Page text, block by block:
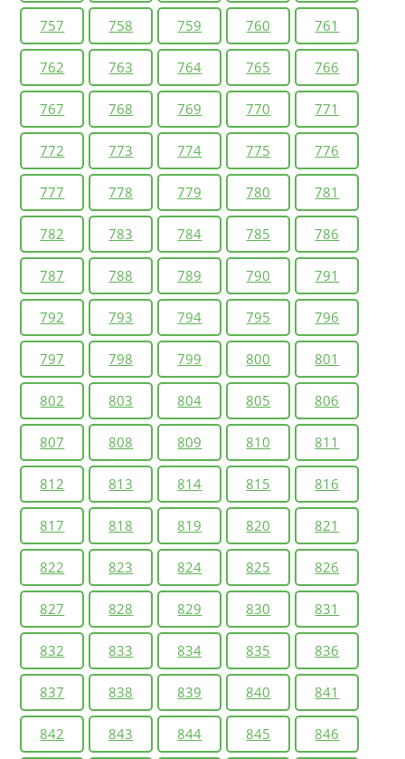
757 758 759 760 761
762 763 764 765 766
767 768 769 770 771
772 773 774 775 776
777 778 779 780 781
782 783 784 785 786
787 788 789 790 791
792 793 794 795 796
797 798 799 800 801
802 803 804 805 806
807 808 809 810 811
812 813 814 815 816
817 818 819 820 821
822 823 824 825 826
827 828 829 830 831
832 833 834 835 836
837 838 839 840 841
842 843 844 845 846